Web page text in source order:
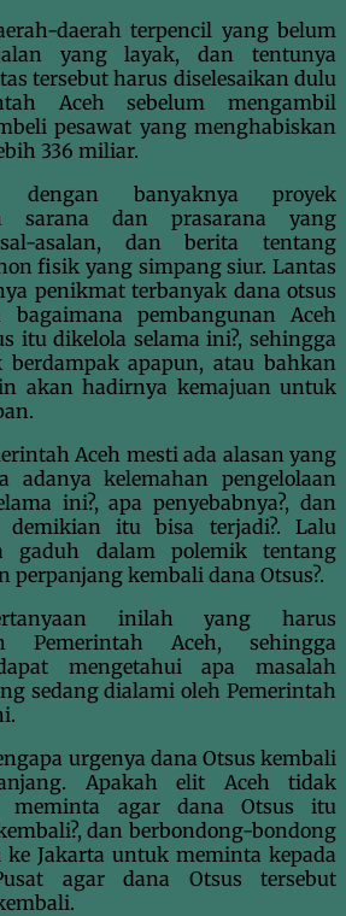
daerah terpencil yang belum
yang layak, dan tentunya
tersebut harus diselesaikan dulu
Aceh sebelum mengambil
pesawat yang menghabiskan
336 miliar.
banyaknya proyek
sarana dan prasarana yang
asalan, dan berita tentang
fisik yang simpang siur. Lantas
penikmat terbanyak dana otsus
bagaimana pembangunan Aceh
itu dikelola selama ini?, sehingga
berdampak apapun, atau bahkan
akan hadirnya kemajuan untuk
Aceh mesti ada alasan yang
adanya kelemahan pengelolaan
ini?, apa penyebabnya?, dan
demikian itu bisa terjadi?. Lalu
gaduh dalam polemik tentang
perpanjang kembali dana Otsus?.
inilah yang harus
Pemerintah Aceh, sehingga
mengetahui apa masalah
sedang dialami oleh Pemerintah
urgenya dana Otsus kembali
Apakah elit Aceh tidak
meminta agar dana Otsus itu
dan berbondong-bondong
ke Jakarta untuk meminta kepada
agar dana Otsus tersebut